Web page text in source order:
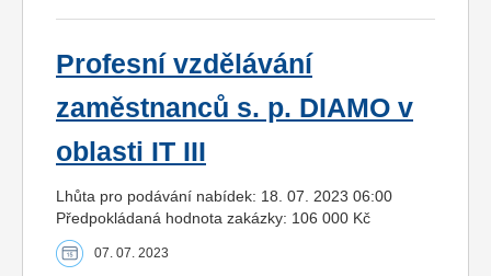
Profesní vzdělávání
zaměstnanců s. p. DIAMO v
oblasti IT III
Lhůta pro podávání nabídek: 18. 07. 2023 06:00
Předpokládaná hodnota zakázky: 106 000 Kč
07. 07. 2023